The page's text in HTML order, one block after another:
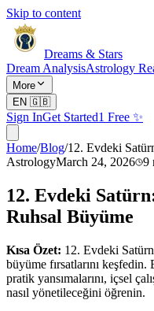
Skip to content
Dreams & Stars
Dream AnalysisAstrology
More
EN 🇬🇧
Sign InGet Started1 Free ✨
Home/Blog/12. Evdeki
AstrologyMarch 24, 2026 9
12. Evdeki
Ruhsal Büyüme
Kısa Özet: 12. Evdeki
büyüme fırsatlarını
pratik yansımalarını, içsel
nasıl yönetileceğini öğrenin.